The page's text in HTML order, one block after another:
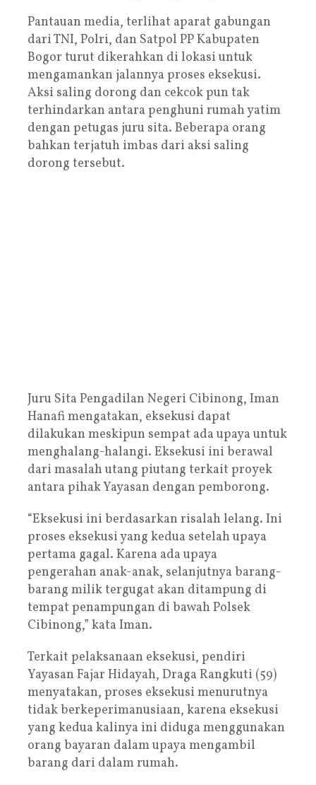
Pantauan media, terlihat aparat gabungan
dari TNI, Polri, dan Satpol PP Kabupaten
Bogor turut dikerahkan di lokasi untuk
mengamankan jalannya proses eksekusi.
Aksi saling dorong dan cekcok pun tak
terhindarkan antara penghuni rumah yatim
dengan petugas juru sita. Beberapa orang
bahkan terjatuh imbas dari aksi saling
dorong tersebut.
Juru Sita Pengadilan Negeri Cibinong, Iman
Hanafi mengatakan, eksekusi dapat
dilakukan meskipun sempat ada upaya untuk
menghalang-halangi. Eksekusi ini berawal
dari masalah utang piutang terkait proyek
antara pihak Yayasan dengan pemborong.
“Eksekusi ini berdasarkan risalah lelang. Ini
proses eksekusi yang kedua setelah upaya
pertama gagal. Karena ada upaya
pengerahan anak-anak, selanjutnya barang-
barang milik tergugat akan ditampung di
tempat penampungan di bawah Polsek
Cibinong,” kata Iman.
Terkait pelaksanaan eksekusi, pendiri
Yayasan Fajar Hidayah, Draga Rangkuti (59)
menyatakan, proses eksekusi menurutnya
tidak berkeperimanusiaan, karena eksekusi
yang kedua kalinya ini diduga menggunakan
orang bayaran dalam upaya mengambil
barang dari dalam rumah.